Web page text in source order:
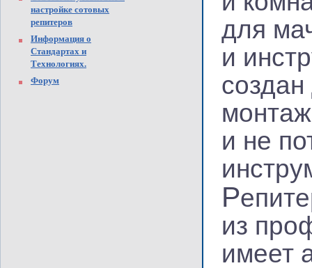
настройке сотовых
репитеров
Информация о
Стандартах и
Технологиях.
Форум
для
и
и не
Р
из
имеет